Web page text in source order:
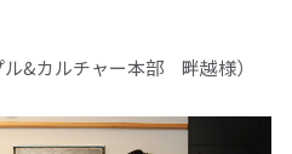
ル&カルチャー本部 畔越様）